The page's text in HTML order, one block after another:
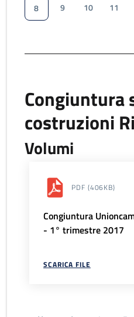
8
9 10 11
Congiuntura
costruzioni
Volumi
PDF (406KB)
Congiuntura
- 1° trimestre 2017
SCARICA FILE